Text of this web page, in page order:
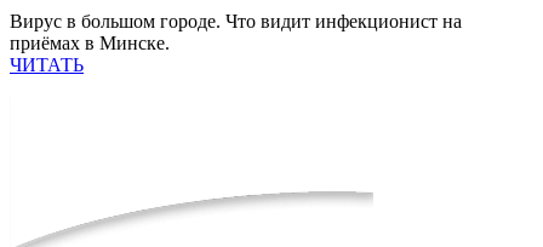
Вирус в большом городе. Что видит инфекционист на
приёмах в Минске.
ЧИТАТЬ